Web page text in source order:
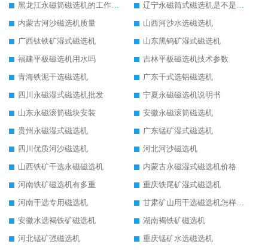
黑龙江永磁筒磁选机的工作原理
辽宁永磁筒式磁选机是不是强磁
内蒙古河沙磁选机质量
山西河沙水选磁选机
广西钛铁矿湿式磁选机
山东黑钨矿湿式磁选机
福建平板磁选机用水吗
吉林平板磁选机技术参数
青海铁泥干选磁选机
广东干式选铝磁选机
四川永磁湿式磁选机批发
宁夏永磁磁选机说明书
山东永磁滚筒磁块安装
安徽永磁滚筒磁选机
贵州永磁湿式磁选机
广东锰矿湿式磁选机
四川优质河沙磁选机
河北河沙磁选机
山西铁矿干选永磁磁选机
内蒙古永磁湿式磁选机价格
河南铁矿磁选机有多重
重庆铁尾矿湿式磁选机
河南干选专用磁选机
甘肃矿山用干选磁选机怎样调磁
安徽水选褐铁矿磁选机
湖南褐铁矿磁选机
河北锰矿强磁选机
重庆锰矿水选磁选机